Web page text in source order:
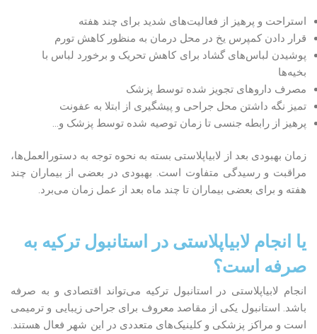
استراحت و پرهیز از فعالیت‌های شدید برای چند هفته
قرار دادن کمپرس یخ در محل درمان به منظور کاهش تورم
پوشیدن لباس‌های گشاد برای کاهش تحریک و برخورد لباس با
بخیه‌ها
مصرف داروهای تجویز شده توسط پزشک
تمیز نگه داشتن محل جراحی و پیشگیری از ابتلا به عفونت
پرهیز از رابطه جنسی تا زمان توصیه شده توسط پزشک و…
زمان بهبودی بعد از لابیاپلاستی بسته به نحوه توجه به دستورالعمل‌ها،
مراقبت و رسیدگی متفاوت است. بهبودی در بعضی از بیماران چند
هفته و برای بعضی بیماران تا چند ماه بعد از عمل زمان می‌برد.
یا انجام لابیاپلاستی در استانبول ترکیه به
صرفه است؟
انجام لابیاپلاستی در استانبول ترکیه می‌تواند اقتصادی و به صرفه
باشد. استانبول یکی از مقاصد معروف برای جراحی زیبایی و ترمیمی
است و مراکز پزشکی و کلینیک‌های متعددی در این شهر فعال هستند.